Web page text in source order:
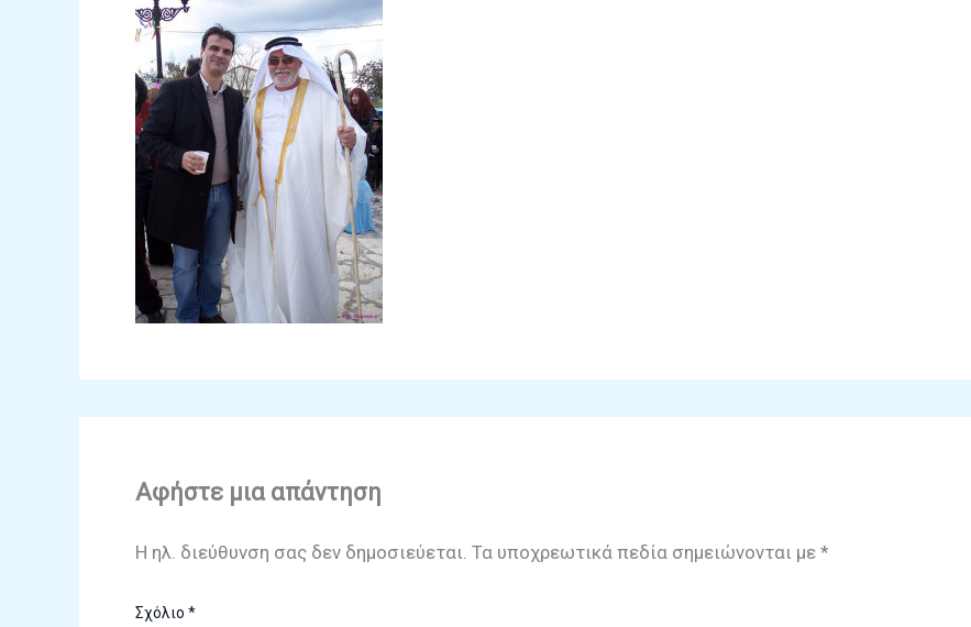
Αφήστε μια απάντηση
Η ηλ. διεύθυνση σας δεν δημοσιεύεται. Τα υποχρεωτικά πεδία σημειώνονται με *
Σχόλιο *